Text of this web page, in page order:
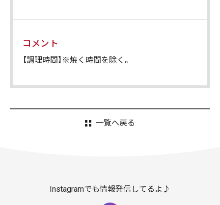
コメント
【調理時間】※焼く時間を除く。
一覧へ戻る
Instagramでも情報発信してるよ♪